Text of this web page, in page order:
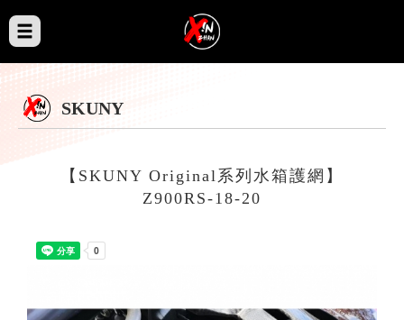
SKUNY
【SKUNY Original系列水箱護網】
Z900RS-18-20